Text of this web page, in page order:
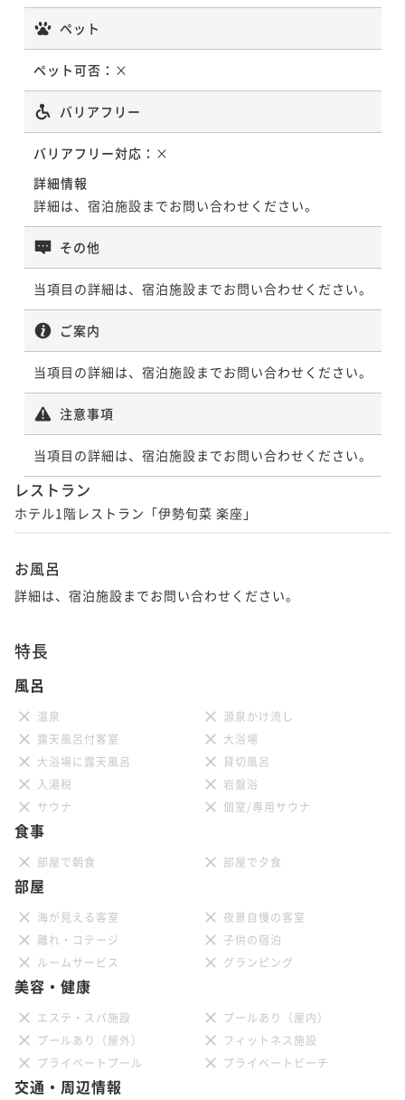
ペット
ペット可否： ×
バリアフリー
バリアフリー対応： ×
詳細情報
詳細は、宿泊施設までお問い合わせください。
その他
当項目の詳細は、宿泊施設までお問い合わせください。
ご案内
当項目の詳細は、宿泊施設までお問い合わせください。
注意事項
当項目の詳細は、宿泊施設までお問い合わせください。
レストラン
ホテル1階レストラン「伊勢旬菜 楽座」
お風呂
詳細は、宿泊施設までお問い合わせください。
特長
風呂
温泉
源泉かけ流し
露天風呂付客室
大浴場
大浴場に露天風呂
貸切風呂
入湯税
岩盤浴
サウナ
個室/専用サウナ
食事
部屋で朝食 部屋で夕食
部屋
海が見える客室
夜景自慢の客室
離れ・コテージ
子供の宿泊
ルームサービス
グランピング
美容・健康
エステ・スパ施設
プールあり（屋内）
プールあり（屋外）
フィットネス施設
プライベートプール
プライベートビーチ
交通・周辺情報